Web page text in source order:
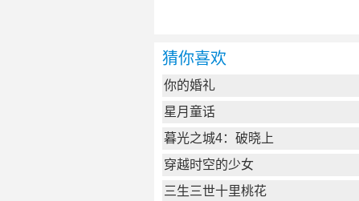
猜你喜欢
你的婚礼
星月童话
暮光之城4：破晓上
穿越时空的少女
三生三世十里桃花